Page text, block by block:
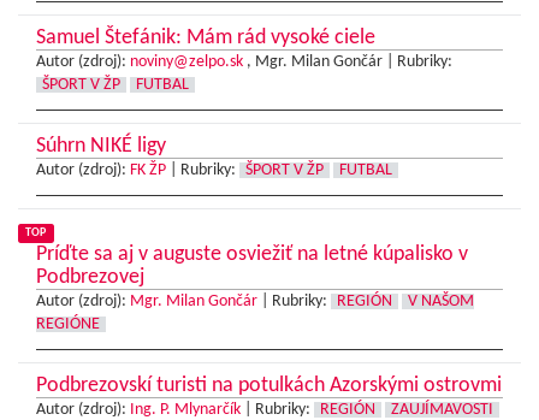
Samuel Štefánik: Mám rád vysoké ciele
Autor (zdroj): noviny@zelpo.sk , Mgr. Milan Gončár |
Rubriky:
ŠPORT V ŽP
FUTBAL
Súhrn NIKÉ ligy
Autor (zdroj): FK ŽP Rubriky: ŠPORT V ŽP FUTBAL
TOP
Príďte sa aj v auguste osviežiť na letné kúpalisko v
Podbrezovej
Autor (zdroj): Mgr. Milan Gončár Rubriky: REGIÓN
V NAŠOM
REGIÓNE
Podbrezovskí turisti na potulkách Azorskými ostrovmi
Autor (zdroj): Ing. P. Mlynarčík Rubriky: REGIÓN ZAUJÍMAVOSTI